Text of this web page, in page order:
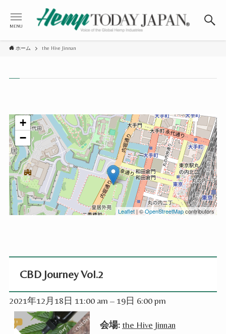
MENU
ホーム the Hive Jinnan
+
−
Leaflet | ©OpenStreetMapcontributors
CBD Journey Vol.2
2021年12月18日 11:00 am – 19日 6:00 pm
会場:the Hive Jinnan